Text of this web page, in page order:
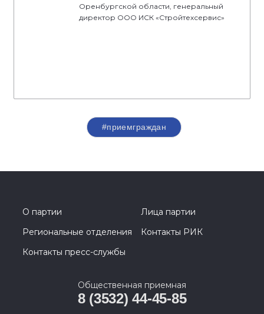
Оренбургской области, генеральный
директор ООО ИСК «Стройтехсервис»
#приемграждан
О партии
Лица партии
Региональные отделения
Контакты РИК
Контакты пресс-службы
Общественная приемная
8 (3532) 44-45-85